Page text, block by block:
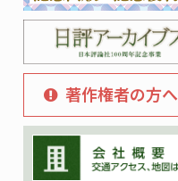
著作権者の方へ